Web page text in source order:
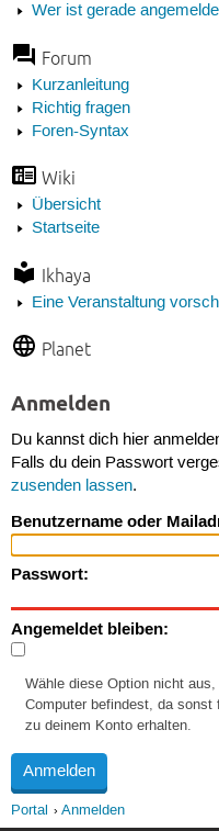
Wer ist gerade
Forum
Kurzanleitung
Richtig fragen
Foren-Syntax
Wiki
Übersicht
Startseite
Ikhaya
Eine Veranstaltung
Planet
Anmelden
Du kannst dich hier
Falls du dein Passwort
zusenden lassen.
Benutzername oder
Passwort:
Angemeldet bleiben:
Wähle diese Option nicht
Computer befindest, da sonst
zu deinem Konto erhalten.
Portal Anmelden